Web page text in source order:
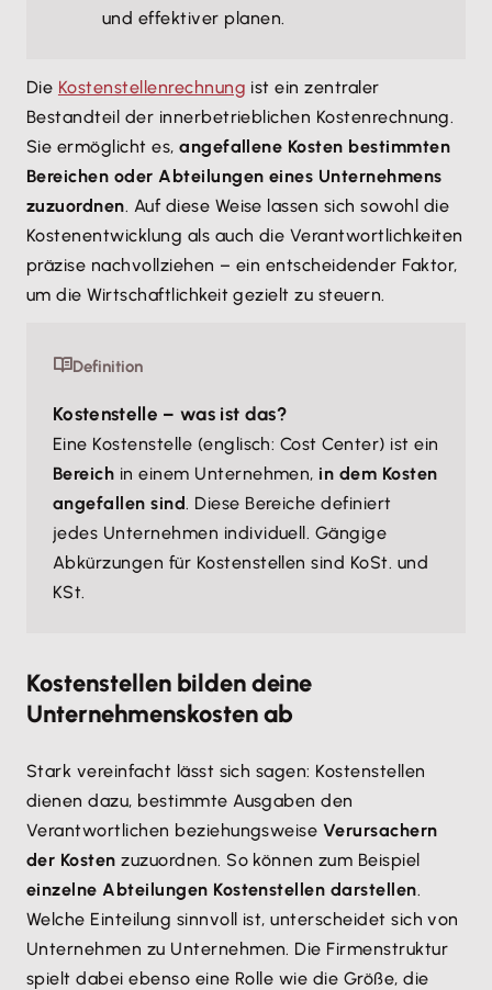
und effektiver planen.
Die Kostenstellenrechnung ist ein zentraler
Bestandteil der innerbetrieblichen Kostenrechnung.
Sie ermöglicht es,angefallene Kosten bestimmten
Bereichen oder Abteilungen eines Unternehmens
zuzuordnen. Auf diese Weise lassen sich sowohl die
Kostenentwicklung als auch die Verantwortlichkeiten
präzise nachvollziehen – ein entscheidender Faktor,
um die Wirtschaftlichkeit gezielt zu steuern.
Definition
Kostenstelle – was ist das?
Eine Kostenstelle (englisch: Cost Center) ist ein
Bereich in einem Unternehmen, in dem Kosten
angefallen sind. Diese Bereiche definiert
jedes Unternehmen individuell. Gängige
Abkürzungen für Kostenstellen sind KoSt. und
KSt.
Kostenstellen bilden deine
Unternehmenskosten ab
Stark vereinfacht lässt sich sagen: Kostenstellen
dienen dazu, bestimmte Ausgaben den
Verantwortlichen beziehungsweise Verursachern
der Kosten zuzuordnen. So können zum Beispiel
einzelne Abteilungen Kostenstellen darstellen.
Welche Einteilung sinnvoll ist, unterscheidet sich von
Unternehmen zu Unternehmen. Die Firmenstruktur
spielt dabei ebenso eine Rolle wie die Größe, die